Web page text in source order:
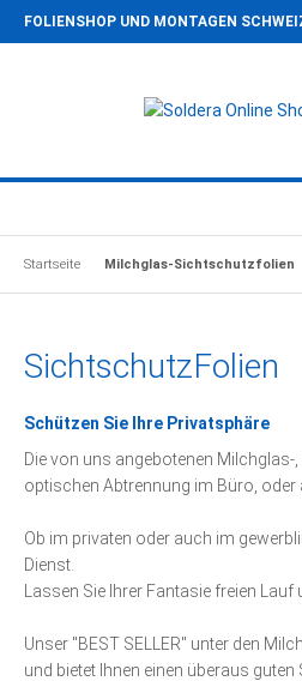
FOLIENSHOP UND MONTAGEN
Startseite Milchglas-Sichtschutzfolien
SichtschutzFolien
Schützen Sie Ihre Privatsphäre
Die von uns angebotenen
optischen Abtrennung im Büro, oder
Ob im privaten oder auch im
Dienst.
Lassen Sie Ihrer Fantasie freien Lauf
Unser "BEST SELLER" unter den
und bietet Ihnen einen überaus guten